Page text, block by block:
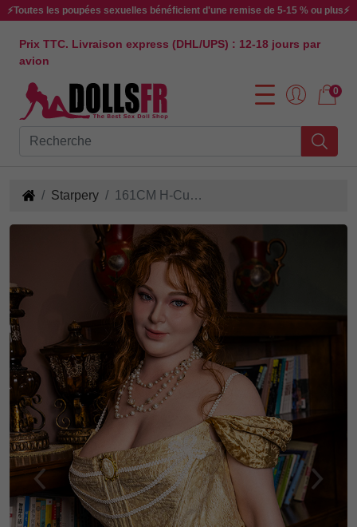
⚡Toutes les poupées sexuelles bénéficient d'une remise de 5-15 % ou plus⚡
Prix TTC. Livraison express (DHL/UPS) : 12-18 jours par
avion
0
Starpery 161CM H-Cup Lvory-2 Poupée Sexuelle en Silicone et TPE